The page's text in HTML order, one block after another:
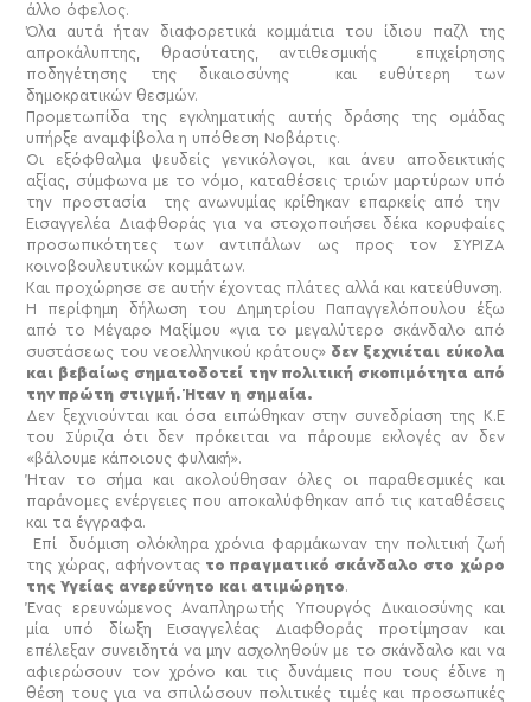
άλλο όφελος.
Όλα αυτά ήταν διαφορετικά κομμάτια του ίδιου παζλ της
απροκάλυπτης, θρασύτατης, αντιθεσμικής επιχείρησης
ποδηγέτησης της δικαιοσύνης και ευθύτερη των
δημοκρατικών θεσμών.
Προμετωπίδα της εγκληματικής αυτής δράσης της ομάδας
υπήρξε αναμφίβολα η υπόθεση Νοβάρτις.
Οι εξόφθαλμα ψευδείς γενικόλογοι, και άνευ αποδεικτικής
αξίας, σύμφωνα με το νόμο, καταθέσεις τριών μαρτύρων υπό
την προστασία της ανωνυμίας κρίθηκαν επαρκείς από την
Εισαγγελέα Διαφθοράς για να στοχοποιήσει δέκα κορυφαίες
προσωπικότητες των αντιπάλων ως προς τον ΣΥΡΙΖΑ
κοινοβουλευτικών κομμάτων.
Και προχώρησε σε αυτήν έχοντας πλάτες αλλά και κατεύθυνση.
Η περίφημη δήλωση του Δημητρίου Παπαγγελόπουλου έξω
από το Μέγαρο Μαξίμου «για το μεγαλύτερο σκάνδαλο από
συστάσεως του νεοελληνικού κράτους» δεν ξεχνιέται εύκολα
και βεβαίως σηματοδοτεί την πολιτική σκοπιμότητα από
την πρώτη στιγμή. Ήταν η σημαία.
Δεν ξεχνιούνται και όσα ειπώθηκαν στην συνεδρίαση της Κ.Ε
του Σύριζα ότι δεν πρόκειται να πάρουμε εκλογές αν δεν
«βάλουμε κάποιους φυλακή».
Ήταν το σήμα και ακολούθησαν όλες οι παραθεσμικές και
παράνομες ενέργειες που αποκαλύφθηκαν από τις καταθέσεις
και τα έγγραφα.
Επί
δυόμιση ολόκληρα χρόνια φαρμάκωναν την πολιτική ζωή
της χώρας, αφήνονταςτο πραγματικό σκάνδαλο στο χώρο
της Υγείας ανερεύνητο και ατιμώρητο.
Ένας ερευνώμενος Αναπληρωτής Υπουργός Δικαιοσύνης και
μία υπό δίωξη Εισαγγελέας Διαφθοράς προτίμησαν και
επέλεξαν συνειδητά να μην ασχοληθούν με το σκάνδαλο και να
αφιερώσουν τον χρόνο και τις δυνάμεις που τους έδινε η
θέση τουςγια να σπιλώσουν πολιτικές τιμές και προσωπικές